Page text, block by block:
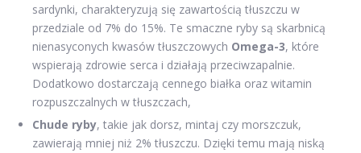
sardynki, charakteryzują się zawartością tłuszczu w
przedziale od 7% do 15%. Te smaczne ryby są skarbnicą
nienasyconych kwasów tłuszczowych Omega-3, które
wspierają zdrowie serca i działają przeciwzapalnie.
Dodatkowo dostarczają cennego białka oraz witamin
rozpuszczalnych w tłuszczach,
Chude ryby, takie jak dorsz, mintaj czy morszczuk,
zawierają mniej niż 2% tłuszczu. Dzięki temu mają niską